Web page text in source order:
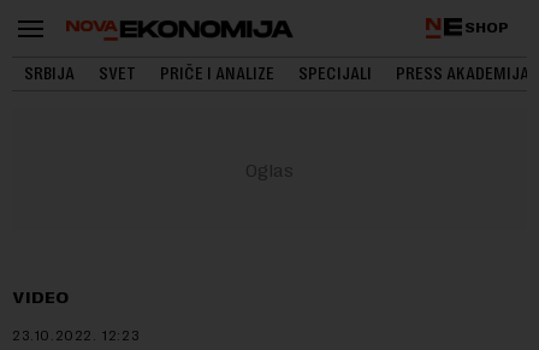
SHOP
SRBIJA SVET PRIČE I ANALIZE SPECIJALI PRESS AKADEMIJA
VIDEO
23.10.2022. 12:23